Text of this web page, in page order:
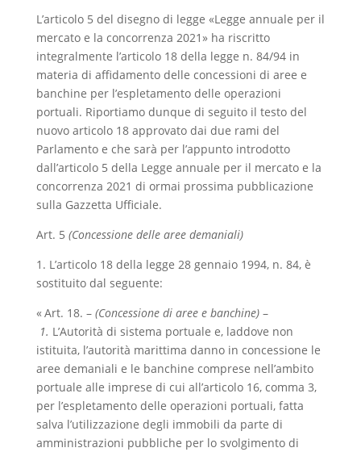
L’articolo 5 del disegno di legge «Legge annuale per il
mercato e la concorrenza 2021» ha riscritto
integralmente l’articolo 18 della legge n. 84/94 in
materia di affidamento delle concessioni di aree e
banchine per l’espletamento delle operazioni
portuali. Riportiamo dunque di seguito il testo del
nuovo articolo 18 approvato dai due rami del
Parlamento e che sarà per l’appunto introdotto
dall’articolo 5 della Legge annuale per il mercato e la
concorrenza 2021 di ormai prossima pubblicazione
sulla Gazzetta Ufficiale.
Art. 5 (Concessione delle aree demaniali)
1. L’articolo 18 della legge 28 gennaio 1994, n. 84, è
sostituito dal seguente:
« Art. 18. – (Concessione di aree e banchine)–
1. L’Autorità di sistema portuale e, laddove non
istituita, l’autorità marittima danno in concessione le
aree demaniali e le banchine comprese nell’ambito
portuale alle imprese di cui all’articolo 16, comma 3,
per l’espletamento delle operazioni portuali, fatta
salva l’utilizzazione degli immobili da parte di
amministrazioni pubbliche per lo svolgimento di